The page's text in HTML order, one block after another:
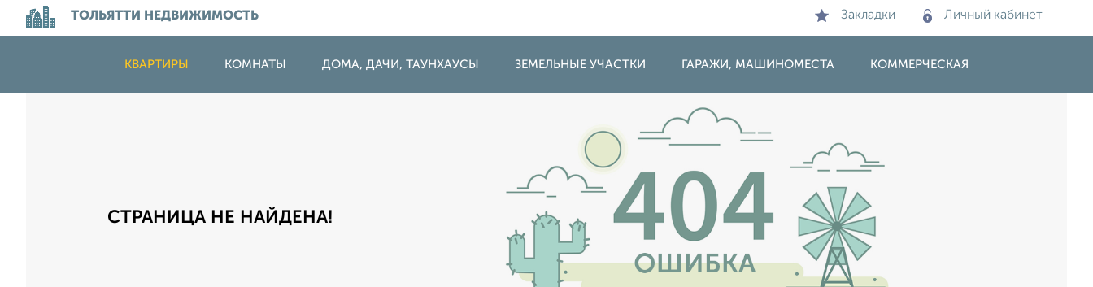
ТОЛЬЯТТИ НЕДВИЖИМОСТЬ Закладки Личный кабинет
КВАРТИРЫ КОМНАТЫ ДОМА, ДАЧИ, ТАУНХАУСЫ ЗЕМЕЛЬНЫЕ УЧАСТКИ ГАРАЖИ, МАШИНОМЕСТА КОММЕРЧЕСКАЯ
СТРАНИЦА НЕ НАЙДЕНА!